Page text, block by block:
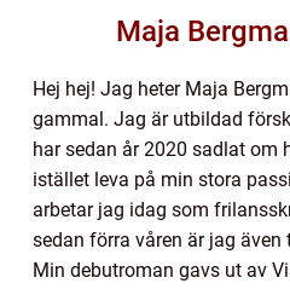
Maja
Hej hej! Jag heter Maja
gammal. Jag är utbildad
har sedan år 2020 sadlat om
istället leva på min stora
arbetar jag idag som
sedan förra våren är jag
Min debutroman gavs ut av